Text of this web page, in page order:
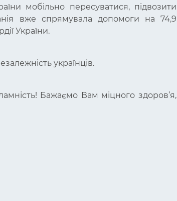
мобільно пересуватися, підвозити
вже спрямувала допомоги на 74,9
України.
українців.
Бажаємо Вам міцного здоров’я,